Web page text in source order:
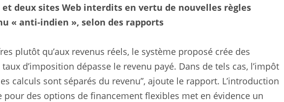
et deux sites Web interdits en vertu de nouvelles règles
« anti-indien », selon des rapports
plutôt qu’aux revenus réels, le système proposé crée des
d’imposition dépasse le revenu payé. Dans de tels cas, l’impôt
calculs sont séparés du revenu”, ajoute le rapport. L’introduction
pour des options de financement flexibles met en évidence un